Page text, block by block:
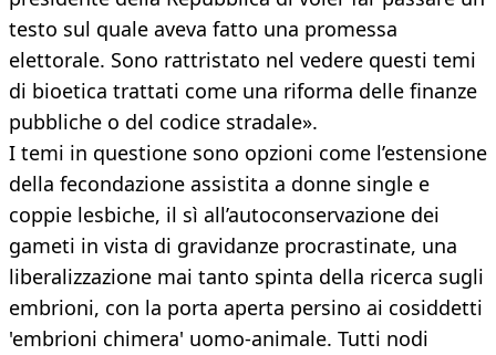
testo sul quale aveva fatto una promessa
elettorale. Sono rattristato nel vedere questi temi
di bioetica trattati come una riforma delle finanze
pubbliche o del codice stradale».
I temi in questione sono opzioni come l’estensione
della fecondazione assistita a donne single e
coppie lesbiche, il sì all’autoconservazione dei
gameti in vista di gravidanze procrastinate, una
liberalizzazione mai tanto spinta della ricerca sugli
embrioni, con la porta aperta persino ai cosiddetti
'embrioni chimera' uomo-animale. Tutti nodi